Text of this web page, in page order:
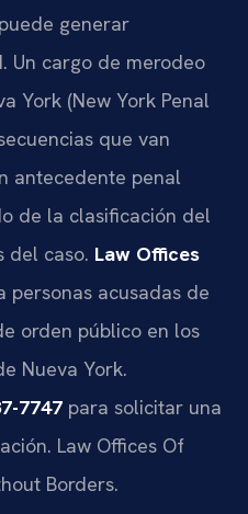
generar
Un cargo de merodeo
York (New York Penal
que van
antecedente penal
de la clasificación del
del caso. Law Offices
personas acusadas de
orden público en los
Nueva York.
7747 para solicitar una
Law Offices Of
Borders.